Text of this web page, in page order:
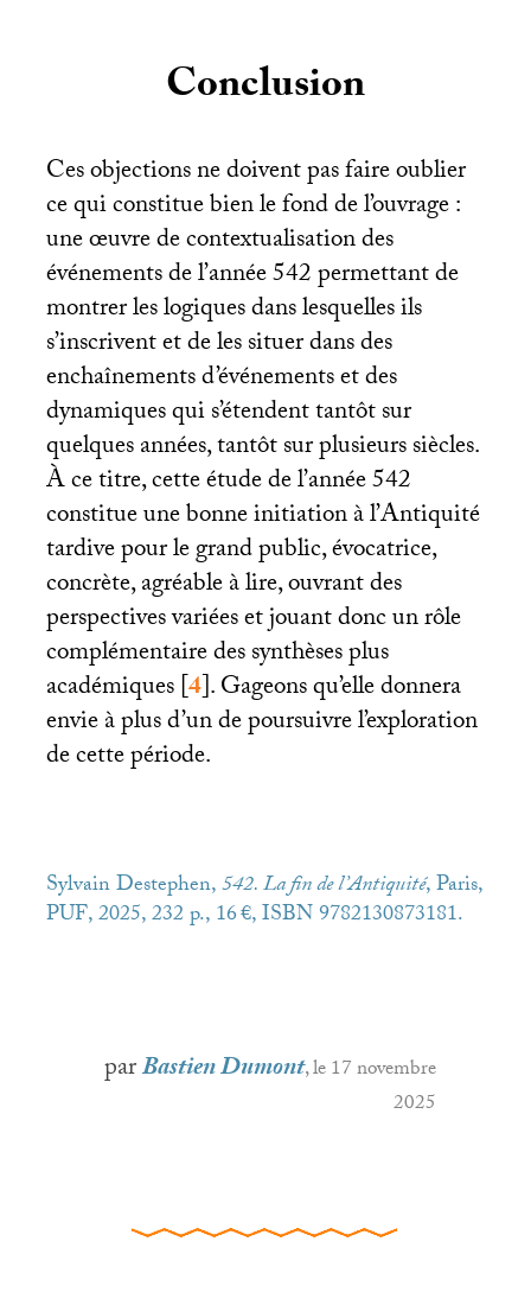
Conclusion
Ces objections ne doivent pas faire oublier
ce qui constitue bien le fond de l’ouvrage :
une œuvre de contextualisation des
événements de l’année 542 permettant de
montrer les logiques dans lesquelles ils
s’inscrivent et de les situer dans des
enchaînements d’événements et des
dynamiques qui s’étendent tantôt sur
quelques années, tantôt sur plusieurs siècles.
À ce titre, cette étude de l’année 542
constitue une bonne initiation à l’Antiquité
tardive pour le grand public, évocatrice,
concrète, agréable à lire, ouvrant des
perspectives variées et jouant donc un rôle
complémentaire des synthèses plus
académiques[4]. Gageons qu’elle donnera
envie à plus d’un de poursuivre l’exploration
de cette période.
Sylvain Destephen,542. La fin de l’Antiquité, Paris,
PUF, 2025, 232 p., 16 €,ISBN9782130873181.
parBastien Dumont, le 17 novembre
2025